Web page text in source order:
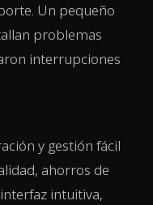
Un pequeño
problemas
interrupciones
y gestión fácil
ahorros de
intuitiva,